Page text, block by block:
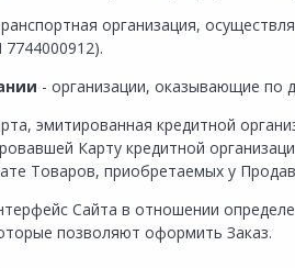
организация,
- организации, оказывающие по
эмитированная кредитной
Карту кредитной
Товаров, приобретаемых у
Сайта в отношении
позволяют оформить Заказ.